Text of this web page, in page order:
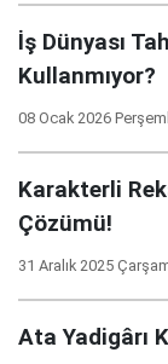
İş Dünyası
Kullanmıyor?
08 Ocak 2026
Karakterli
Çözümü!
31 Aralık 2025
Ata Yadigârı